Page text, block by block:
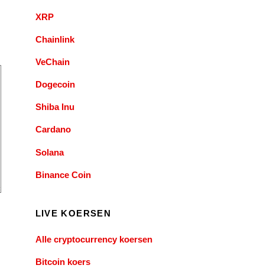
XRP
Chainlink
VeChain
Dogecoin
Shiba Inu
Cardano
Solana
Binance Coin
LIVE KOERSEN
Alle cryptocurrency koersen
Bitcoin koers